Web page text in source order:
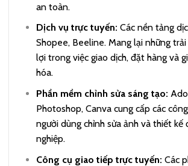
an toàn.
Dịch vụ trực tuyến: Các nền tảng
Shopee, Beeline. Mang lại những
lợi trong việc giao dịch, đặt hàng và
hóa.
Phần mềm chỉnh sửa sáng tạo:
Photoshop, Canva cung cấp các
người dùng chỉnh sửa ảnh và thiết kế
nghiệp.
Công cụ giao tiếp trực tuyến: Các